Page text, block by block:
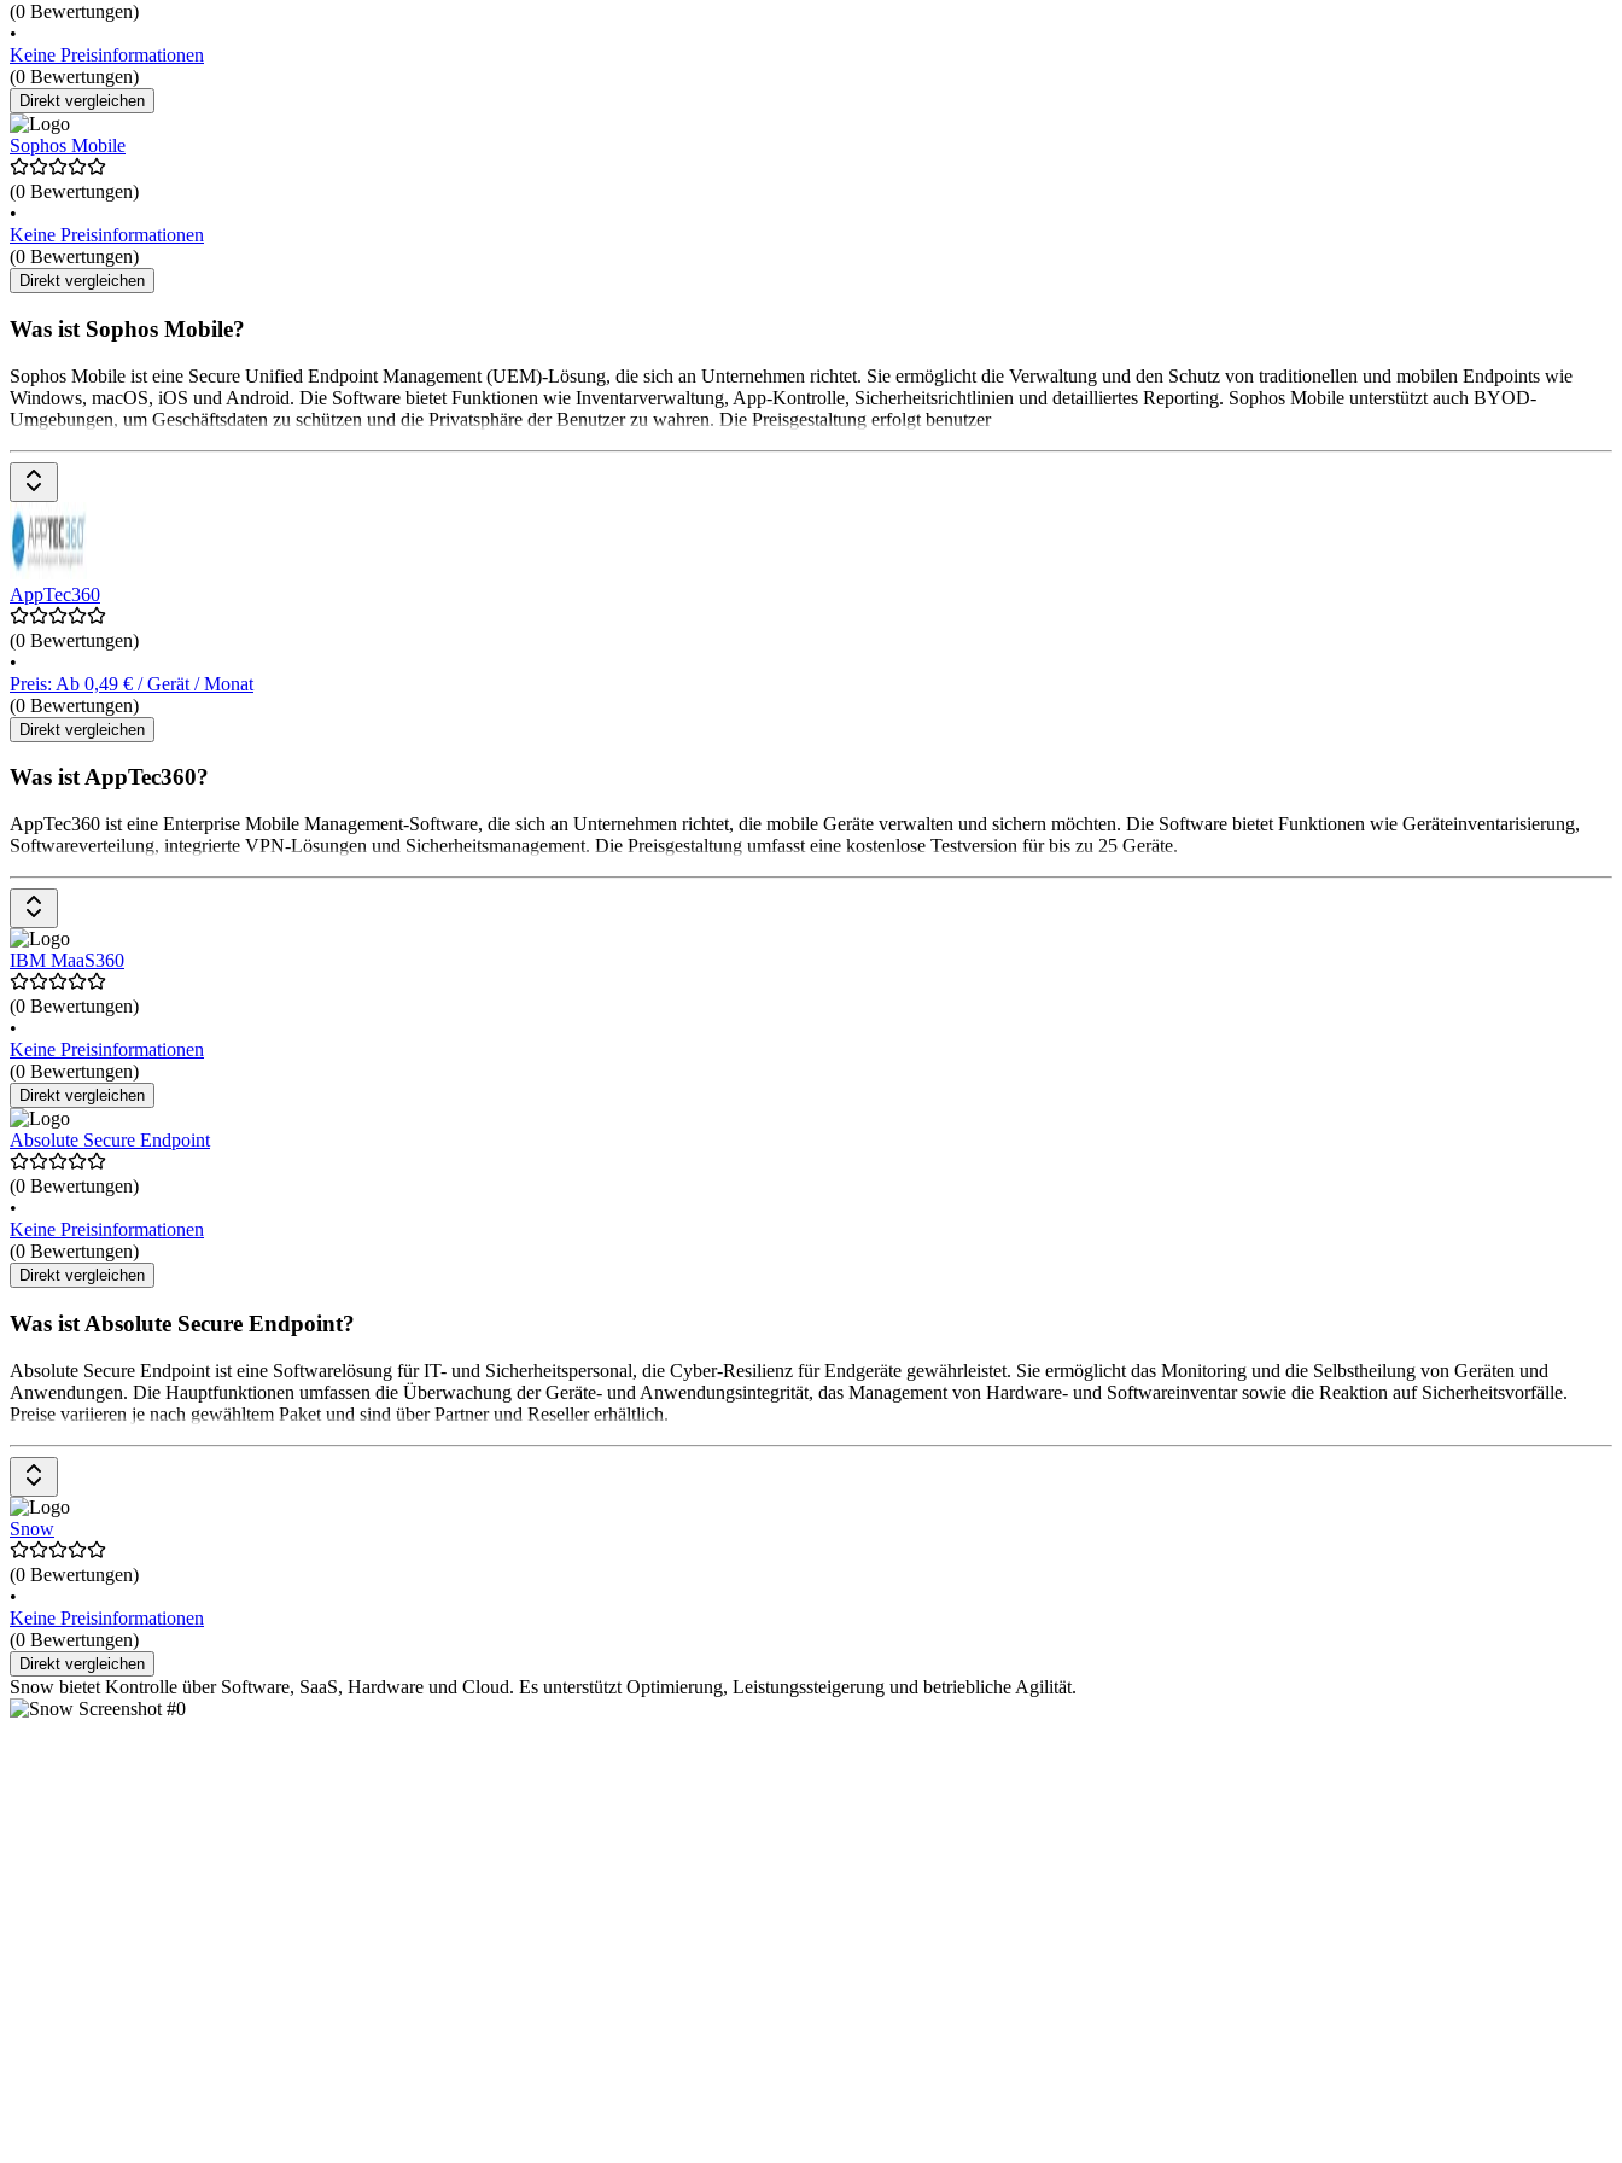
(0 Bewertungen)
•
Keine Preisinformationen
(0 Bewertungen)
Direkt vergleichen
Sophos Mobile
(0 Bewertungen)
•
Keine Preisinformationen
(0 Bewertungen)
Direkt vergleichen
Was ist Sophos Mobile?
Sophos Mobile ist eine Secure Unified Endpoint Management (UEM)-Lösung, die sich an Unternehmen richtet. Sie ermöglicht die Verwaltung und den Schutz von traditionellen und mobilen Endpoints wie
Windows, macOS, iOS und Android. Die Software bietet Funktionen wie Inventarverwaltung, App-Kontrolle, Sicherheitsrichtlinien und detailliertes Reporting. Sophos Mobile unterstützt auch BYOD-
Umgebungen, um Geschäftsdaten zu schützen und die Privatsphäre der Benutzer zu wahren. Die Preisgestaltung erfolgt benutzer
AppTec360
(0 Bewertungen)
•
Preis: Ab 0,49 € / Gerät / Monat
(0 Bewertungen)
Direkt vergleichen
Was ist AppTec360?
AppTec360 ist eine Enterprise Mobile Management-Software, die sich an Unternehmen richtet, die mobile Geräte verwalten und sichern möchten. Die Software bietet Funktionen wie Geräteinventarisierung,
Softwareverteilung, integrierte VPN-Lösungen und Sicherheitsmanagement. Die Preisgestaltung umfasst eine kostenlose Testversion für bis zu 25 Geräte.
IBM MaaS360
(0 Bewertungen)
•
Keine Preisinformationen
(0 Bewertungen)
Direkt vergleichen
Absolute Secure Endpoint
(0 Bewertungen)
•
Keine Preisinformationen
(0 Bewertungen)
Direkt vergleichen
Was ist Absolute Secure Endpoint?
Absolute Secure Endpoint ist eine Softwarelösung für IT- und Sicherheitspersonal, die Cyber-Resilienz für Endgeräte gewährleistet. Sie ermöglicht das Monitoring und die Selbstheilung von Geräten und
Anwendungen. Die Hauptfunktionen umfassen die Überwachung der Geräte- und Anwendungsintegrität, das Management von Hardware- und Softwareinventar sowie die Reaktion auf Sicherheitsvorfälle.
Preise variieren je nach gewähltem Paket und sind über Partner und Reseller erhältlich.
Snow
(0 Bewertungen)
•
Keine Preisinformationen
(0 Bewertungen)
Direkt vergleichen
Snow bietet Kontrolle über Software, SaaS, Hardware und Cloud. Es unterstützt Optimierung, Leistungssteigerung und betriebliche Agilität.